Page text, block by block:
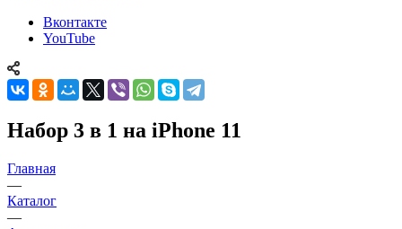
Вконтакте
YouTube
Набор 3 в 1 на iPhone 11
Главная
—
Каталог
—